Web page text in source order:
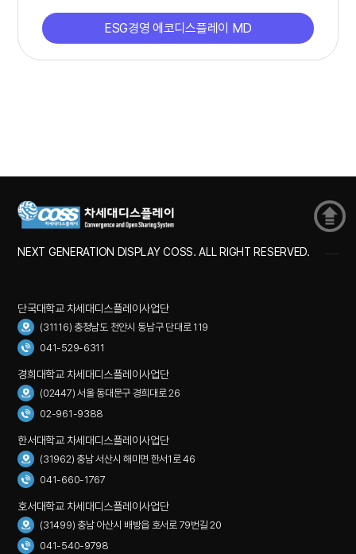
ESG경영 에코디스플레이 MD
NEXT GENERATION DISPLAY COSS. ALL RIGHT RESERVED.
단국대학교 차세대디스플레이사업단
(31116) 충청남도 천안시 동남구 단대로 119
041-529-6311
경희대학교 차세대디스플레이사업단
(02447) 서울 동대문구 경희대로 26
02-961-9388
한서대학교 차세대디스플레이사업단
(31962) 충남 서산시 해미면 한서1로 46
041-660-1767
호서대학교 차세대디스플레이사업단
(31499) 충남 아산시 배방읍 호서로 79번길 20
041-540-9798